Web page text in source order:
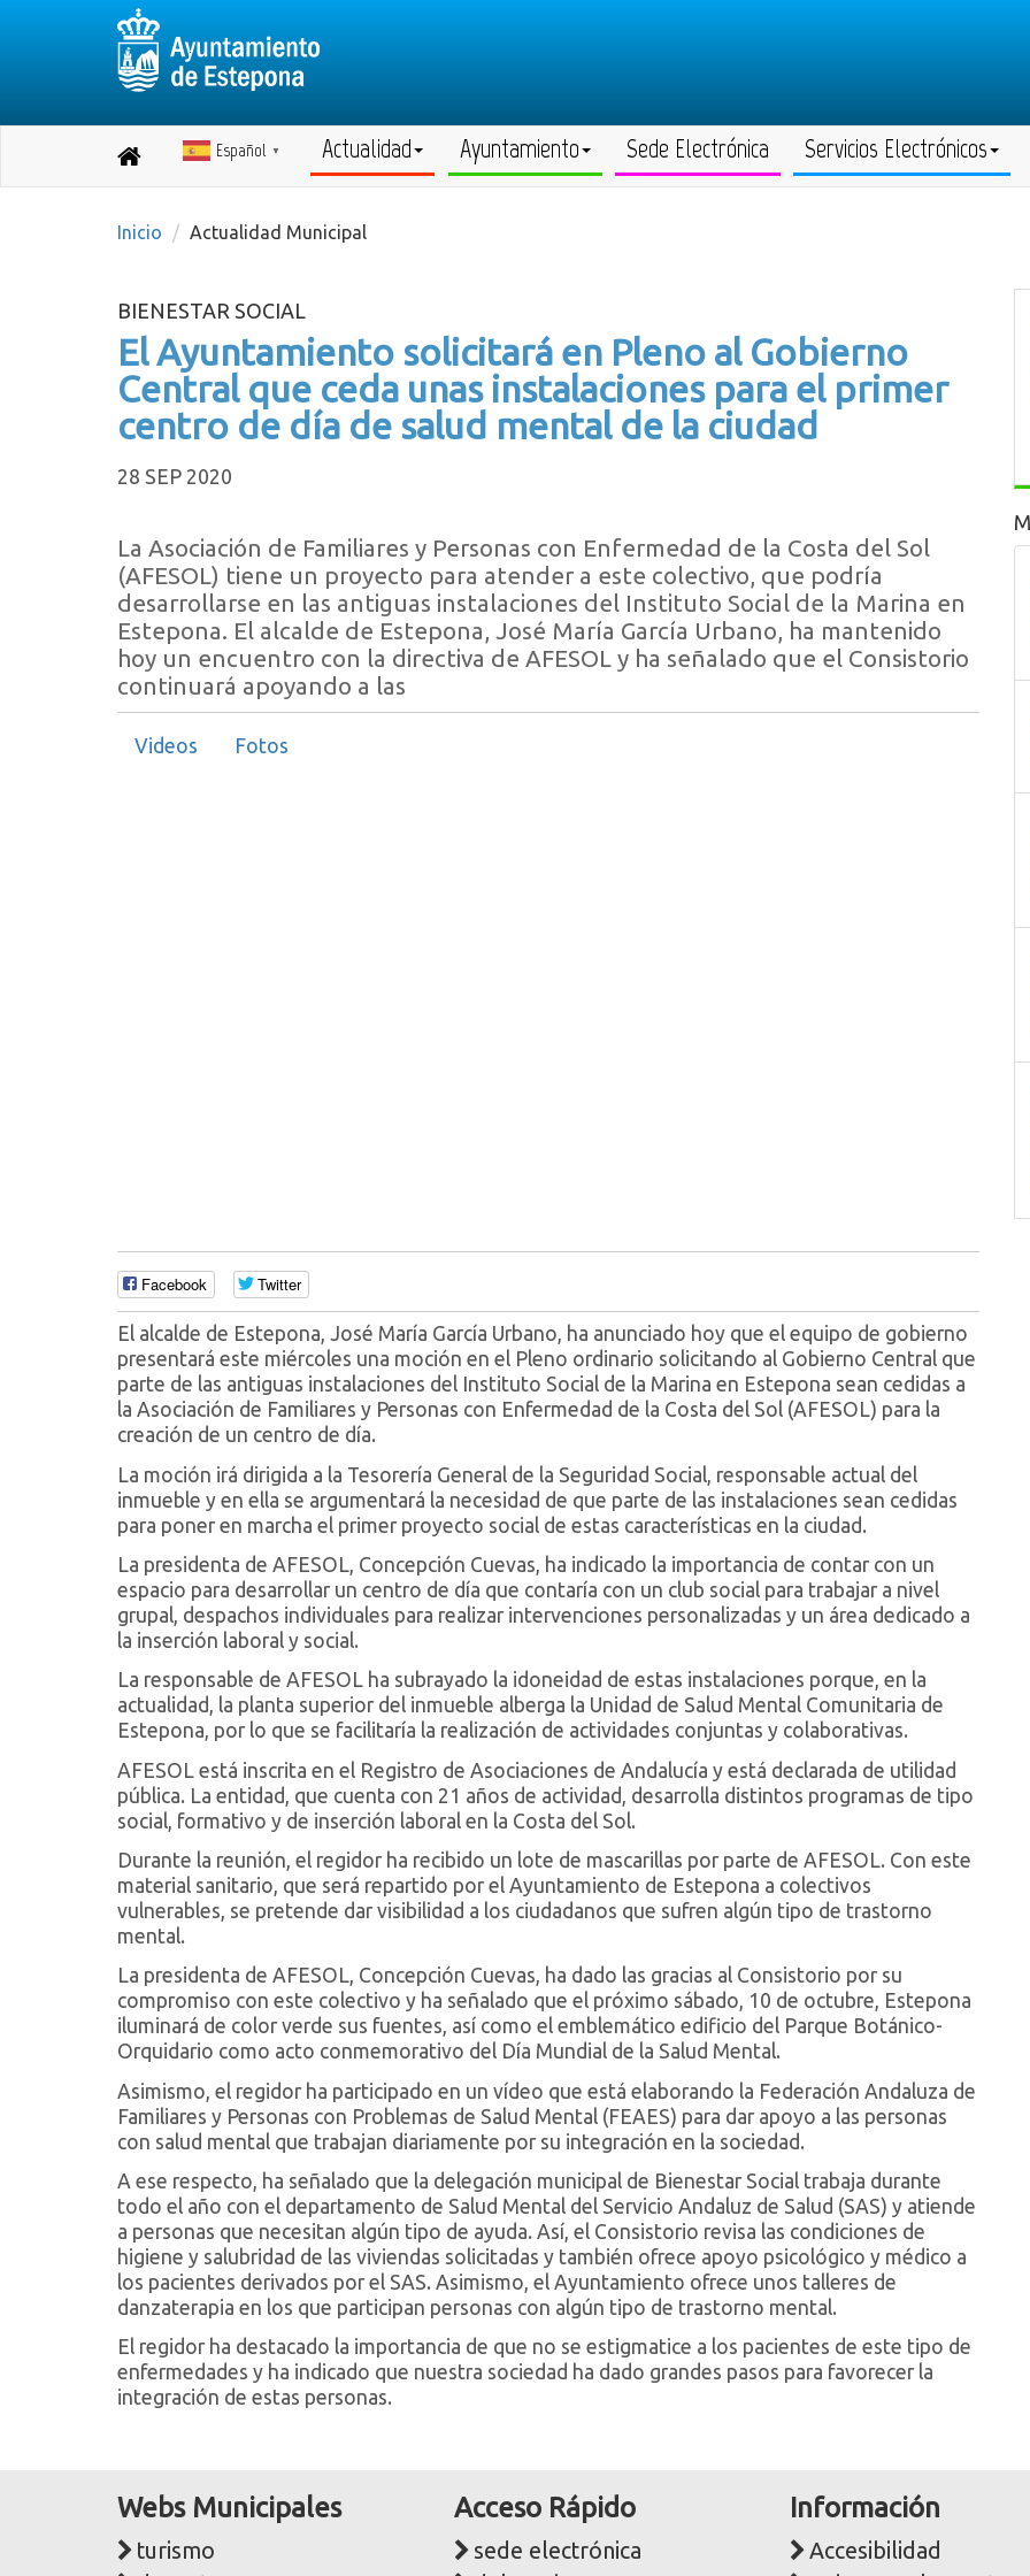
Destino:
inicio
Español ▼ Actualidad Ayuntamiento Sede Electrónica Servicios Electrónicos
Inicio Actualidad Municipal
BIENESTAR SOCIAL
El Ayuntamiento solicitará en Pleno al Gobierno
Central que ceda unas instalaciones para el primer
centro de día de salud mental de la ciudad
28 SEP 2020
La Asociación de Familiares y Personas con Enfermedad de la Costa del Sol
(AFESOL) tiene un proyecto para atender a este colectivo, que podría
desarrollarse en las antiguas instalaciones del Instituto Social de la Marina en
Estepona. El alcalde de Estepona, José María García Urbano, ha mantenido
hoy un encuentro con la directiva de AFESOL y ha señalado que el Consistorio
continuará apoyando a las
Videos Fotos
Facebook Twitter
El alcalde de Estepona, José María García Urbano, ha anunciado hoy que el equipo de gobierno
presentará este miércoles una moción en el Pleno ordinario solicitando al Gobierno Central que
parte de las antiguas instalaciones del Instituto Social de la Marina en Estepona sean cedidas a
la Asociación de Familiares y Personas con Enfermedad de la Costa del Sol (AFESOL) para la
creación de un centro de día.
La moción irá dirigida a la Tesorería General de la Seguridad Social, responsable actual del
inmueble y en ella se argumentará la necesidad de que parte de las instalaciones sean cedidas
para poner en marcha el primer proyecto social de estas características en la ciudad.
La presidenta de AFESOL, Concepción Cuevas, ha indicado la importancia de contar con un
espacio para desarrollar un centro de día que contaría con un club social para trabajar a nivel
grupal, despachos individuales para realizar intervenciones personalizadas y un área dedicado a
la inserción laboral y social.
La responsable de AFESOL ha subrayado la idoneidad de estas instalaciones porque, en la
actualidad, la planta superior del inmueble alberga la Unidad de Salud Mental Comunitaria de
Estepona, por lo que se facilitaría la realización de actividades conjuntas y colaborativas.
AFESOL está inscrita en el Registro de Asociaciones de Andalucía y está declarada de utilidad
pública. La entidad, que cuenta con 21 años de actividad, desarrolla distintos programas de tipo
social, formativo y de inserción laboral en la Costa del Sol.
Durante la reunión, el regidor ha recibido un lote de mascarillas por parte de AFESOL. Con este
material sanitario, que será repartido por el Ayuntamiento de Estepona a colectivos
vulnerables, se pretende dar visibilidad a los ciudadanos que sufren algún tipo de trastorno
mental.
La presidenta de AFESOL, Concepción Cuevas, ha dado las gracias al Consistorio por su
compromiso con este colectivo y ha señalado que el próximo sábado, 10 de octubre, Estepona
iluminará de color verde sus fuentes, así como el emblemático edificio del Parque Botánico-
Orquidario como acto conmemorativo del Día Mundial de la Salud Mental.
Asimismo, el regidor ha participado en un vídeo que está elaborando la Federación Andaluza de
Familiares y Personas con Problemas de Salud Mental (FEAES) para dar apoyo a las personas
con salud mental que trabajan diariamente por su integración en la sociedad.
A ese respecto, ha señalado que la delegación municipal de Bienestar Social trabaja durante
todo el año con el departamento de Salud Mental del Servicio Andaluz de Salud (SAS) y atiende
a personas que necesitan algún tipo de ayuda. Así, el Consistorio revisa las condiciones de
higiene y salubridad de las viviendas solicitadas y también ofrece apoyo psicológico y médico a
los pacientes derivados por el SAS. Asimismo, el Ayuntamiento ofrece unos talleres de
danzaterapia en los que participan personas con algún tipo de trastorno mental.
El regidor ha destacado la importancia de que no se estigmatice a los pacientes de este tipo de
enfermedades y ha indicado que nuestra sociedad ha dado grandes pasos para favorecer la
integración de estas personas.
Webs Municipales
turismo
Acceso Rápido
sede electrónica
Información
Accesibilidad